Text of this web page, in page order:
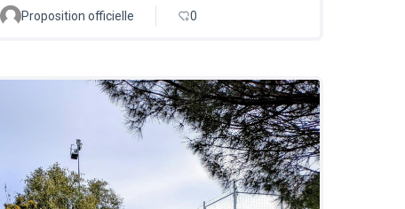
Proposition officielle 0